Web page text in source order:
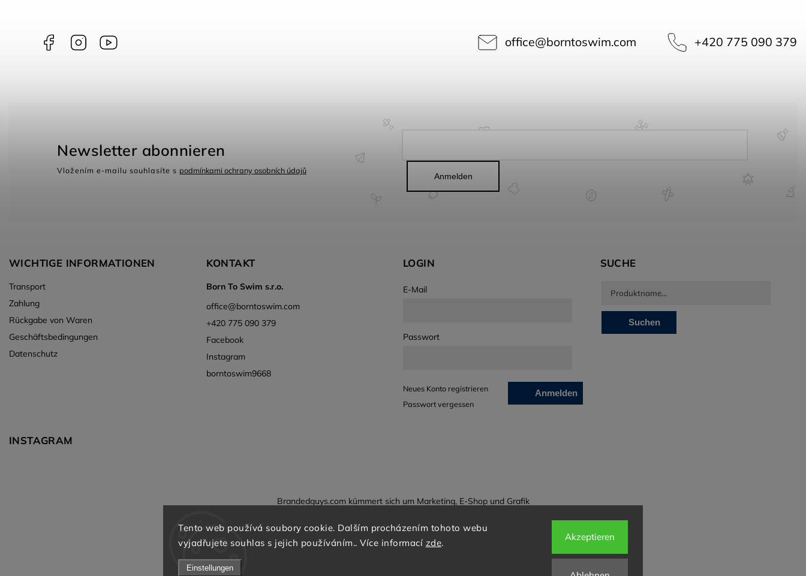
Tento web používá soubory cookie. Dalším procházením tohoto webu
vyjadřujete souhlas s jejich používáním.. Více informací zde.
Einstellungen
Akzeptieren
Facebook Instagram office@borntoswim.com +420 775 090 379
WICHTIGE INFORMATIONEN
Transport
Zahlung
Rückgabe von Waren
Geschäftsbedingungen
Datenschutz
KONTAKT
Born To Swim s.r.o.
office@borntoswim.com
+420 775 090 379
Facebook
Instagram
borntoswim9668
LOGIN
E-Mail
Passwort
Anmelden
Neues Konto registrieren
Passwort vergessen
SUCHE
Suchen
Newsletter abonnieren
Vložením e-mailu souhlasíte s podmínkami ochrany osobních údajů
Anmelden
INSTAGRAM
Brandedguys.com kümmert sich um Marketing, E-Shop und Grafik
Copyright 2026Born To Swim . Alle Rechte vorbehalten.